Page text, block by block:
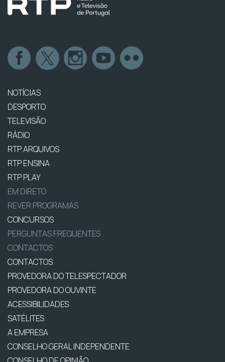
NOTÍCIAS
DESPORTO
TELEVISÃO
RÁDIO
RTP ARQUIVOS
RTP ENSINA
RTP PLAY
EM DIRETO
REVER PROGRAMAS
CONCURSOS
PERGUNTAS FREQUENTES
CONTACTOS
CONTACTOS
PROVEDORA DO TELESPECTADOR
PROVEDORA DO OUVINTE
ACESSIBILIDADES
SATÉLITES
A EMPRESA
CONSELHO GERAL INDEPENDENTE